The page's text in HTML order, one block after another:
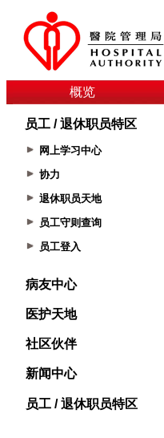
概览
员工 / 退休职员特区
网上学习中心
协力
退休职员天地
员工守则查询
员工登入
病友中心
医护天地
社区伙伴
新闻中心
员工 / 退休职员特区